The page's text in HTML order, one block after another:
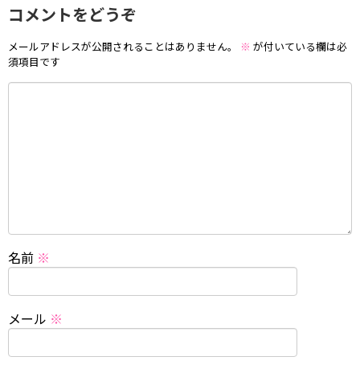
コメントをどうぞ
メールアドレスが公開されることはありません。 ※ が付いている欄は必
須項目です
名前 ※
メール ※